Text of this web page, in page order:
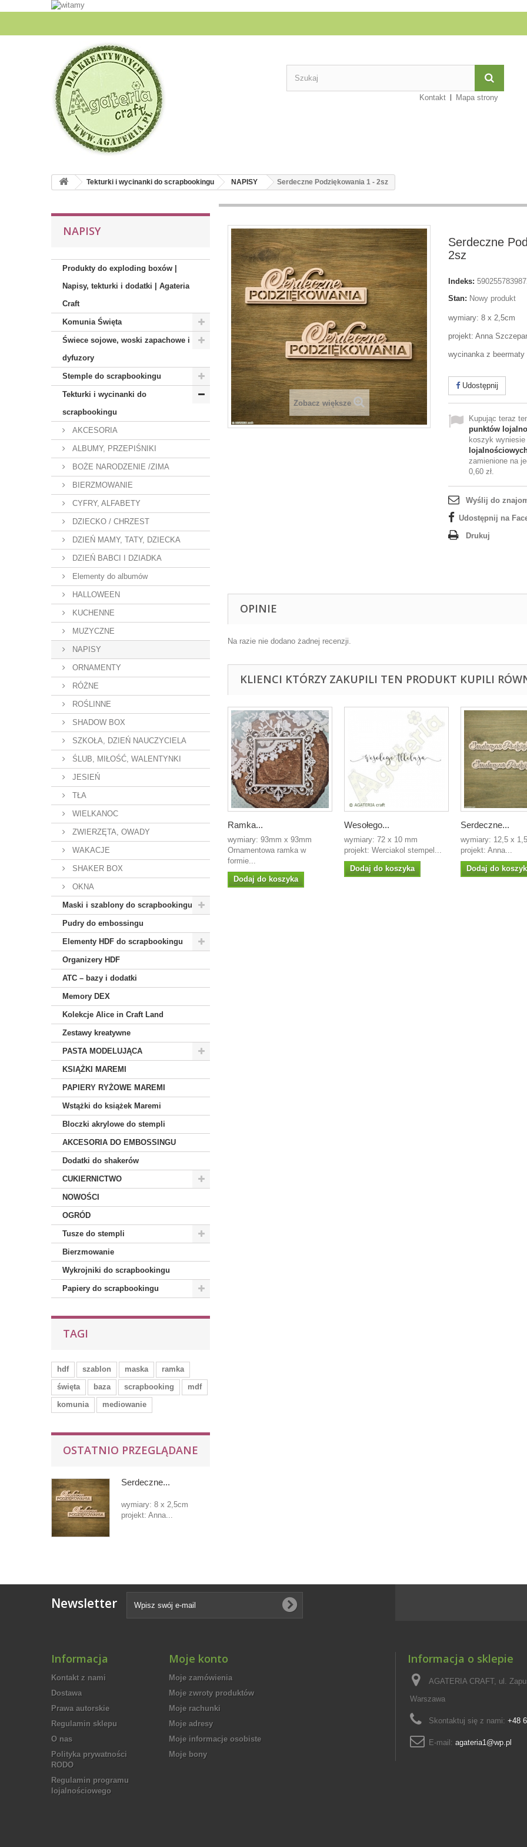
Kontakt Mapa strony
Tekturki i wycinanki do scrapbookingu NAPISY Serdeczne Podziękowania 1 - 2sz
NAPISY
Produkty do exploding boxów |
Napisy, tekturki i dodatki | Agateria
Craft
Komunia Święta
Świece sojowe, woski zapachowe i
dyfuzory
Stemple do scrapbookingu
Tekturki i wycinanki do
scrapbookingu
AKCESORIA
ALBUMY, PRZEPIŚNIKI
BOŻE NARODZENIE /ZIMA
BIERZMOWANIE
CYFRY, ALFABETY
DZIECKO / CHRZEST
DZIEŃ MAMY, TATY, DZIECKA
DZIEŃ BABCI I DZIADKA
Elementy do albumów
HALLOWEEN
KUCHENNE
MUZYCZNE
NAPISY
ORNAMENTY
RÓŻNE
ROŚLINNE
SHADOW BOX
SZKOŁA, DZIEŃ NAUCZYCIELA
ŚLUB, MIŁOŚĆ, WALENTYNKI
JESIEŃ
TŁA
WIELKANOC
ZWIERZĘTA, OWADY
WAKACJE
SHAKER BOX
OKNA
Maski i szablony do scrapbookingu
Pudry do embossingu
Elementy HDF do scrapbookingu
Organizery HDF
ATC – bazy i dodatki
Memory DEX
Kolekcje Alice in Craft Land
Zestawy kreatywne
PASTA MODELUJĄCA
KSIĄŻKI MAREMI
PAPIERY RYŻOWE MAREMI
Wstążki do książek Maremi
Bloczki akrylowe do stempli
AKCESORIA DO EMBOSSINGU
Dodatki do shakerów
CUKIERNICTWO
NOWOŚCI
OGRÓD
Tusze do stempli
Bierzmowanie
Wykrojniki do scrapbookingu
Papiery do scrapbookingu
TAGI
hdf szablon maska
ramka
święta
baza scrapbooking
mdf
komunia
mediowanie
OSTATNIO PRZEGLĄDANE
Serdeczne...
wymiary: 8 x 2,5cm
projekt: Anna...
Zobacz większe
Serdeczne
2sz
Indeks:
Stan: Nowy produkt
wymiary: 8 x 2,5cm
projekt: Anna
wycinanka z beermaty
Udostępnij
Kupując teraz
punktów
koszyk wyniesie
zamienione na
0,60 zł.
Wyślij do
Udostępnij na
Drukuj
OPINIE
Na razie nie dodano żadnej recenzji.
KLIENCI KTÓRZY ZAKUPILI TEN PRODUKT KUPILI
Ramka...
wymiary: 93mm x 93mm
Ornamentowa ramka w
formie...
Dodaj do koszyka
Wesołego...
wymiary: 72 x 10 mm
projekt: Werciakol stempel...
Dodaj do koszyka
Serdeczne...
wymiary: 12,5 x
projekt: Anna...
Dodaj do
Newsletter
Informacja
Kontakt z nami
Dostawa
Prawa autorskie
Regulamin sklepu
O nas
Polityka prywatności
RODO
Regulamin programu
lojalnościowego
Moje konto
Moje zamówienia
Moje zwroty produktów
Moje rachunki
Moje adresy
Moje informacje osobiste
Moje bony
Informacja o sklepie
AGATERIA CRAFT, ul.
Warszawa
Skontaktuj się z nami: +48
E-mail: agateria1@wp.pl